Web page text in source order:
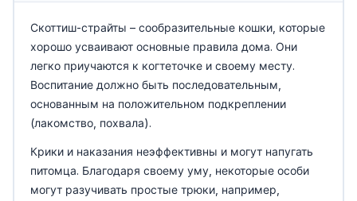
Скоттиш-страйты – сообразительные кошки, которые
хорошо усваивают основные правила дома. Они
легко приучаются к когтеточке и своему месту.
Воспитание должно быть последовательным,
основанным на положительном подкреплении
(лакомство, похвала).
Крики и наказания неэффективны и могут напугать
питомца. Благодаря своему уму, некоторые особи
могут разучивать простые трюки, например,